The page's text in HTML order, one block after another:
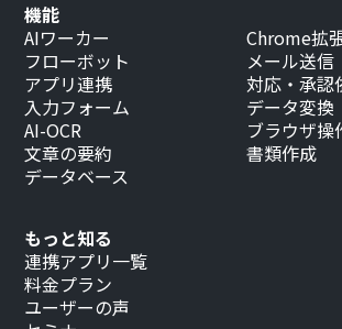
もっと知る
連携アプリ一覧
料金プラン
ユーザーの声
機能
AIワーカー
フローボット
アプリ連携
入力フォーム
AI-OCR
文章の要約
データベース
Chrome拡
メール送信
対応・承認
データ変換
ブラウザ操
書類作成